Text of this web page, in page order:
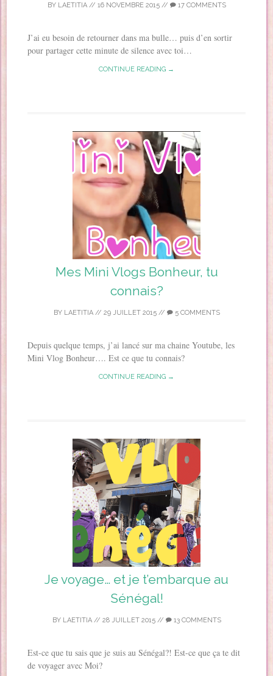
BY LAETITIA// 16 NOVEMBRE 2015// 17 COMMENTS
J’ai eu besoin de retourner dans ma bulle… puis d’en sortir
pour partager cette minute de silence avec toi…
CONTINUE READING →
Mes Mini Vlogs Bonheur, tu
connais?
BY LAETITIA// 29 JUILLET 2015// 5 COMMENTS
Depuis quelque temps, j’ai lancé sur ma chaine Youtube, les
Mini Vlog Bonheur…. Est ce que tu connais?
CONTINUE READING →
Je voyage… et je t’embarque au
Sénégal!
BY LAETITIA// 28 JUILLET 2015// 13 COMMENTS
Est-ce que tu sais que je suis au Sénégal?! Est-ce que ça te dit
de voyager avec Moi?